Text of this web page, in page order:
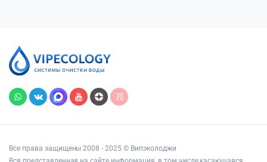
Все права защищены 2008 - 2025 © Випэколоджи